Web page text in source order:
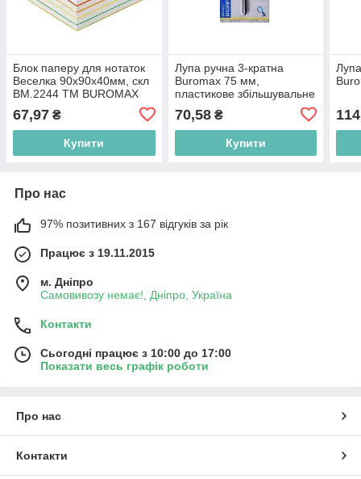
Блок паперу для нотаток
Веселка 90х90х40мм, скл
BM.2244 ТМ BUROMAX
67,97 ₴
Купити
Лупа ручна 3-кратна
Buromax 75 мм,
пластикове збільшувальне
70,58₴
Купити
Про нас
97% позитивних з 167 відгуків за рік
Працює з 19.11.2015
м. Дніпро
Самовивозу немає!, Дніпро, Україна
Контакти
Сьогодні працює з 10:00 до 17:00
Показати весь графік роботи
Про нас
Контакти